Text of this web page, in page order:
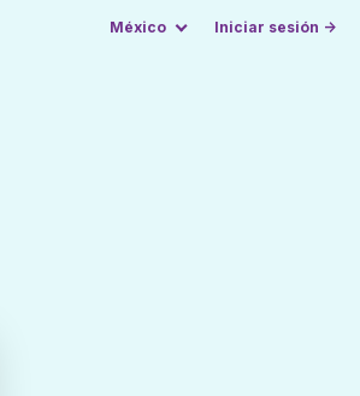
México Iniciar sesión →